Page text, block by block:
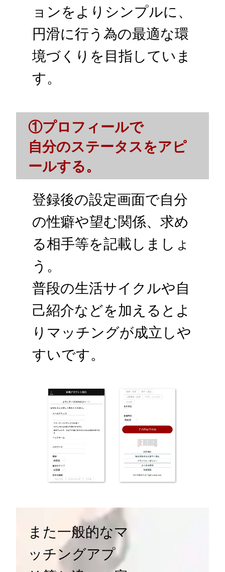
ョンをよりシンプルに、
円滑に行う為の最適な環
境づくりを目指していま
す。
①プロフィールで
自分のステータスをアピ
ールする。
登録後の設定画面で自分
の性癖や望む関係、求め
る相手等を記載しましょ
う。
普段の生活サイクルや自
己紹介などを加えるとよ
りマッチングが成立しや
すいです。
また一般的なマ
ッチングアプ